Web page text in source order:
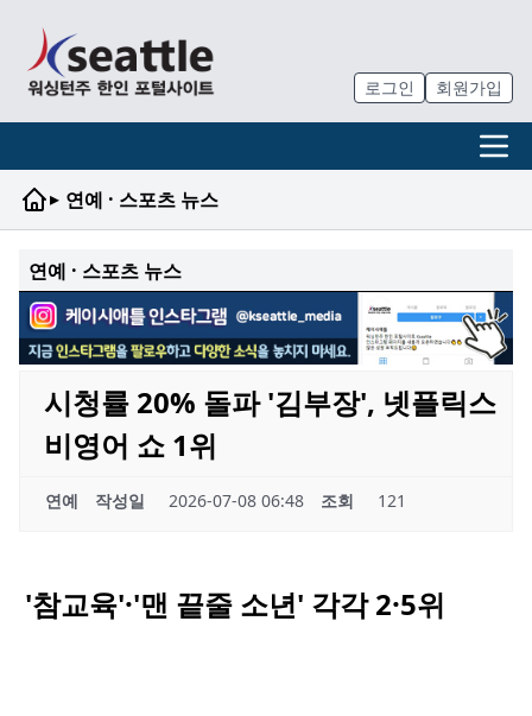
로그인 회원가입
▸ 연예 · 스포츠 뉴스
연예 · 스포츠 뉴스
시청률 20% 돌파 '김부장', 넷플릭스
비영어 쇼 1위
연예 작성일 2026-07-08 06:48 조회 121
'참교육'·'맨 끝줄 소년' 각각 2·5위